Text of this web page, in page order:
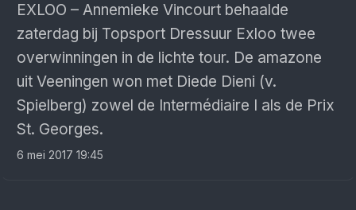
EXLOO – Annemieke Vincourt behaalde
zaterdag bij Topsport Dressuur Exloo twee
overwinningen in de lichte tour. De amazone
uit Veeningen won met Diede Dieni (v.
Spielberg) zowel de Intermédiaire I als de Prix
St. Georges.
6 mei 2017 19:45